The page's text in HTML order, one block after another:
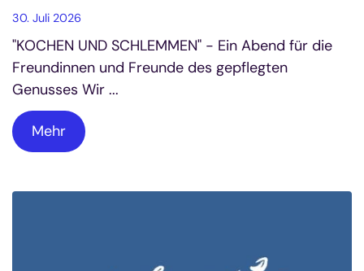
30. Juli 2026
"KOCHEN UND SCHLEMMEN" - Ein Abend für die
Freundinnen und Freunde des gepflegten
Genusses Wir ...
Mehr